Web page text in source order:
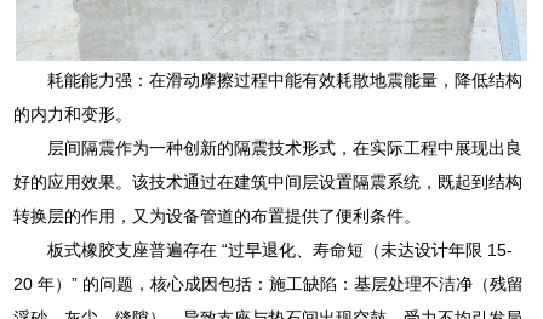
耗能能力强：在滑动摩擦过程中能有效耗散地震能量，降低结构
的内力和变形。
层间隔震作为一种创新的隔震技术形式，在实际工程中展现出良
好的应用效果。该技术通过在建筑中间层设置隔震系统，既起到结构
转换层的作用，又为设备管道的布置提供了便利条件。
板式橡胶支座普遍存在 “过早退化、寿命短（未达设计年限 15-
20 年）” 的问题，核心成因包括：施工缺陷：基层处理不洁净（残留